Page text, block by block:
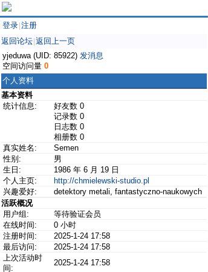
登录 注册
返回论坛 返回上一页
yjeduwa (UID: 85922) 发消息
空间访问量 0
个人资料
基本资料
统计信息:
好友数 0
记录数 0
日志数 0
相册数 0
真实姓名:
Semen
性别:
男
生日:
1986 年 6 月 19 日
个人主页:
http://chmielewski-studio.pl
兴趣爱好:
detektory metali, fantastyczno-naukowych
活跃概况
用户组:
等待验证会员
在线时间:
0 小时
注册时间:
2025-1-24 17:58
最后访问:
2025-1-24 17:58
上次活动时
间:
2025-1-24 17:58